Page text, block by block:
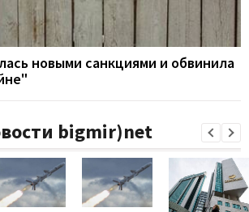
новыми санкциями и обвинила
bigmir)net